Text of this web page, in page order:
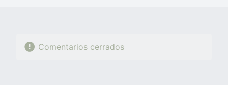
Comentarios cerrados